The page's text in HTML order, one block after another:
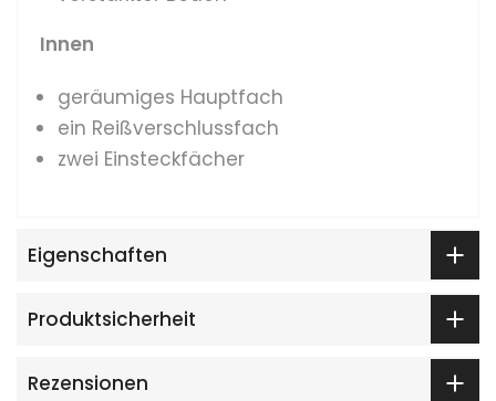
Innen
geräumiges Hauptfach
ein Reißverschlussfach
zwei Einsteckfächer
Eigenschaften
Produktsicherheit
Rezensionen